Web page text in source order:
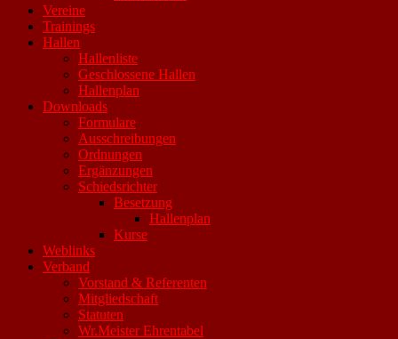
Vereine
Trainings
Hallen
Hallenliste
Geschlossene Hallen
Hallenplan
Downloads
Formulare
Ausschreibungen
Ordnungen
Ergänzungen
Schiedsrichter
Besetzung
Hallenplan
Kurse
Weblinks
Verband
Vorstand & Referenten
Mitgliedschaft
Statuten
Wr.Meister Ehrentabel